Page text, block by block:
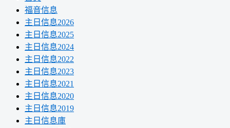
福音信息
主日信息2026
主日信息2025
主日信息2024
主日信息2022
主日信息2023
主日信息2021
主日信息2020
主日信息2019
主日信息庫